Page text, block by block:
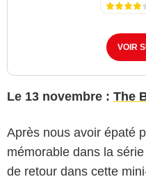
VOIR
Le 13 novembre : The
Après nous avoir épaté
mémorable dans la série
de retour dans cette